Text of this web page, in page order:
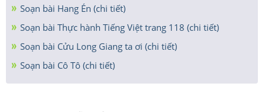
Soạn bài Hang Én (chi tiết)
Soạn bài Thực hành Tiếng Việt trang 118 (chi tiết)
Soạn bài Cửu Long Giang ta ơi (chi tiết)
Soạn bài Cô Tô (chi tiết)